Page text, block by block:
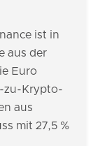
ist in
aus der
Euro
zu-Krypto-
aus
mit 27,5 %